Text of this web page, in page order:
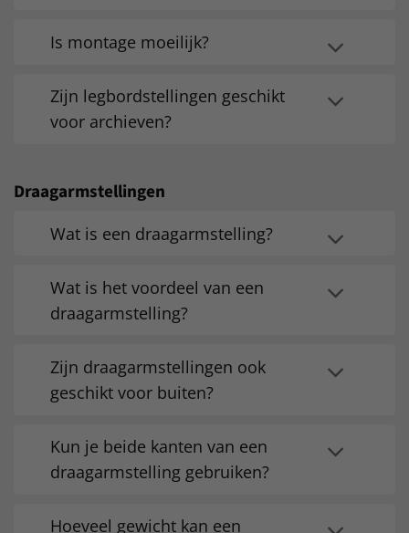
Is montage moeilijk?
Zijn legbordstellingen geschikt
voor archieven?
Draagarmstellingen
Wat is een draagarmstelling?
Wat is het voordeel van een
draagarmstelling?
Zijn draagarmstellingen ook
geschikt voor buiten?
Kun je beide kanten van een
draagarmstelling gebruiken?
Hoeveel gewicht kan een